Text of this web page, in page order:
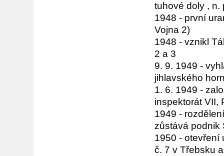
tuhové doly , n.
1948 - první
Vojna 2)
1948 - vznikl
2 a 3
9. 9. 1949 -
jihlavského
1. 6. 1949 -
inspektorát VII,
1949 -
zůstává podnik
1950 - otevření
č. 7 v Třebsku